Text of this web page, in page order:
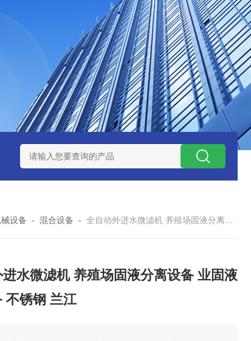
周边传动半桥式刮泥机选型 周边传动半桥式刮泥机
设备 -混合设备 -全自动外进水微滤机 养殖场固液分离设备 业固液分离设备 不锈钢 兰江
水微滤机 养殖场固液分离设备 业固液
不锈钢 兰江